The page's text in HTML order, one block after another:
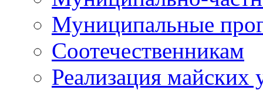
Муниципальные
Соотечественникам
Реализация майских